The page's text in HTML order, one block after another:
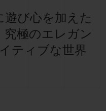
び心を加えた
極のエレガン
ティブな世界